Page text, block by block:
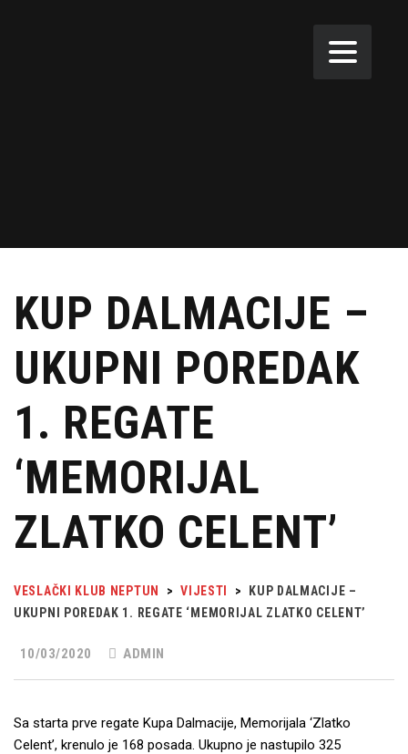
KUP DALMACIJE –
UKUPNI POREDAK
1. REGATE
‘MEMORIJAL
ZLATKO CELENT’
VESLAČKI KLUB NEPTUN > VIJESTI >
KUP DALMACIJE –
UKUPNI POREDAK 1. REGATE ‘MEMORIJAL ZLATKO CELENT’
10/03/2020 ADMIN
Sa starta prve regate Kupa Dalmacije, Memorijala ‘Zlatko
Celent’, krenulo je 168 posada. Ukupno je nastupilo 325